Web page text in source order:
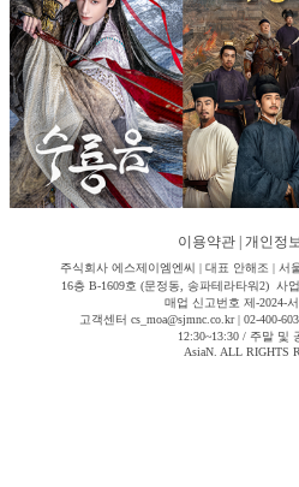
이용약관 개인정
주식회사 에스제이엠엔씨 | 대표 안해조 | 서
16층 B-1609호 (문정동, 송파테라타워2) 사
매업 신고번호 제-2024-
고객센터 cs_moa@sjmnc.co.kr | 02-400-
12:30~13:30 / 주말 및
AsiaN. ALL RIGHTS